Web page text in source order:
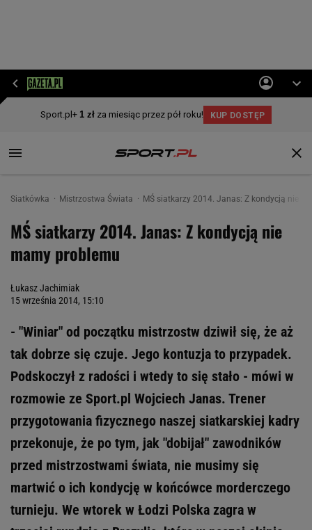
Siatkówka Mistrzostwa Świata MŚ siatkarzy 2014. Janas: Z kondycją nie
MŚ siatkarzy 2014. Janas: Z kondycją nie
mamy problemu
Łukasz Jachimiak
15 września 2014, 15:10
- "Winiar" od początku mistrzostw dziwił się, że aż
tak dobrze się czuje. Jego kontuzja to przypadek.
Podskoczył z radości i wtedy to się stało - mówi w
rozmowie ze Sport.pl Wojciech Janas. Trener
przygotowania fizycznego naszej siatkarskiej kadry
przekonuje, że po tym, jak "dobijał" zawodników
przed mistrzostwami świata, nie musimy się
martwić o ich kondycję w końcówce morderczego
turnieju. We wtorek w Łodzi Polska zagra w